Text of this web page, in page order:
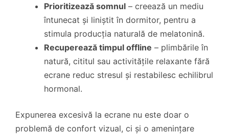
Prioritizează somnul – creează un mediu
întunecat și liniștit în dormitor, pentru a
stimula producția naturală de melatonină.
Recuperează timpul offline – plimbările în
natură, cititul sau activitățile relaxante fără
ecrane reduc stresul și restabilesc echilibrul
hormonal.
Expunerea excesivă la ecrane nu este doar o
problemă de confort vizual, ci și o amenințare